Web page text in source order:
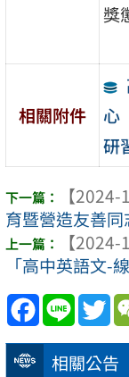
相關公告
獎
相關附件
心
研
【2024-
育暨營造友善
【2024-
「高中英語文-
Facebook
Line